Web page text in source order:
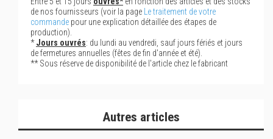
de nos fournisseurs (voir la page
Le traitement de votre
commande pour une explication détaillée des étapes de
production).
*Jours ouvrés: du lundi au vendredi, sauf jours fériés et jours
de fermetures annuelles (fêtes de fin d'année et été).
** Sous réserve de disponibilité de l'article chez le fabricant
Autres articles